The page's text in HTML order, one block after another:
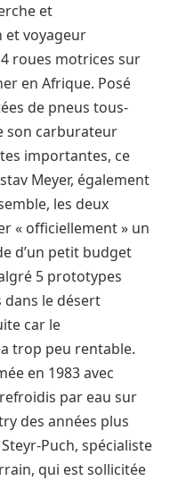
et
et voyageur
roues motrices sur
en Afrique. Posé
de pneus tous-
son carburateur
importantes, ce
Meyer, également
les deux
« officiellement » un
d’un petit budget
5 prototypes
dans le désert
car le
trop peu rentable.
en 1983 avec
par eau sur
des années plus
Puch, spécialiste
qui est sollicitée